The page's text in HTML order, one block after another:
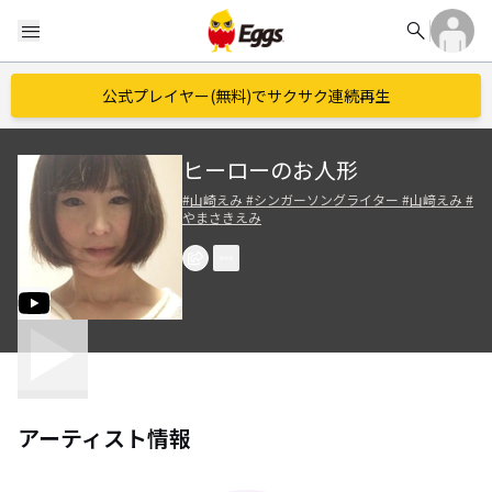
menu search
公式プレイヤー(無料)でサクサク連続再生
ヒーローのお人形
#山崎えみ #シンガーソングライター #山﨑えみ #
やまさきえみ
アーティスト情報